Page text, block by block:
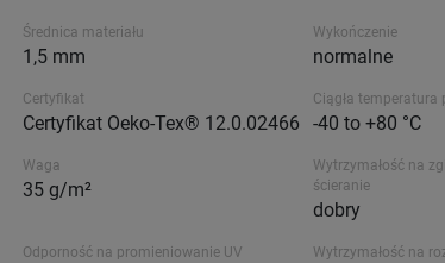
Średnica materiału
1,5 mm
Wykończenie
normalne
Certyfikat
Certyfikat Oeko-Tex® 12.0.02466
Ciągła temperatura
-40 to +80 °C
Waga
35 g/m²
Wytrzymałość na
ścieranie
dobry
Odporność na promieniowanie UV
Wytrzymałość na